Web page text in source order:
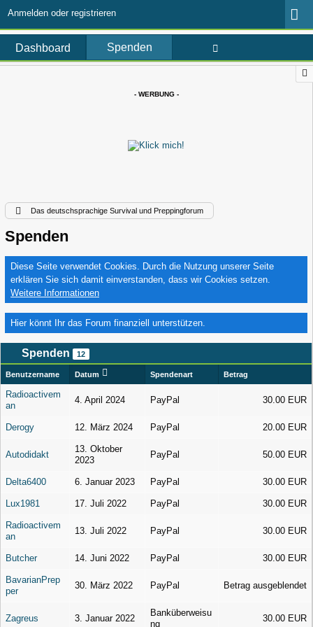
Anmelden oder registrieren
Dashboard Spenden
- WERBUNG -
Das deutschsprachige Survival und Preppingforum
Spenden
Diese Seite verwendet Cookies. Durch die Nutzung unserer Seite
erklären Sie sich damit einverstanden, dass wir Cookies setzen.
Weitere Informationen
Hier könnt Ihr das Forum finanziell unterstützen.
Spenden 12
Benutzername Datum Spendenart Betrag
Radioactivem
an
4. April 2024 PayPal 30.00 EUR
Derogy 12. März 2024 PayPal 20.00 EUR
Autodidakt
13. Oktober
2023
PayPal 50.00 EUR
Delta6400 6. Januar 2023 PayPal 30.00 EUR
Lux1981 17. Juli 2022 PayPal 30.00 EUR
Radioactivem
an
13. Juli 2022 PayPal 30.00 EUR
Butcher 14. Juni 2022 PayPal 30.00 EUR
BavarianPrep
per
30. März 2022 PayPal Betrag ausgeblendet
Zagreus 3. Januar 2022
Banküberweisu
ng
30.00 EUR